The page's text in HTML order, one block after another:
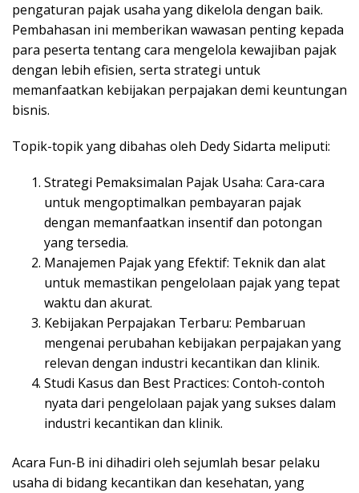
pengaturan pajak usaha yang dikelola dengan baik.
Pembahasan ini memberikan wawasan penting kepada
para peserta tentang cara mengelola kewajiban pajak
dengan lebih efisien, serta strategi untuk
memanfaatkan kebijakan perpajakan demi keuntungan
bisnis.
Topik-topik yang dibahas oleh Dedy Sidarta meliputi:
Strategi Pemaksimalan Pajak Usaha: Cara-cara
untuk mengoptimalkan pembayaran pajak
dengan memanfaatkan insentif dan potongan
yang tersedia.
Manajemen Pajak yang Efektif: Teknik dan alat
untuk memastikan pengelolaan pajak yang tepat
waktu dan akurat.
Kebijakan Perpajakan Terbaru: Pembaruan
mengenai perubahan kebijakan perpajakan yang
relevan dengan industri kecantikan dan klinik.
Studi Kasus dan Best Practices: Contoh-contoh
nyata dari pengelolaan pajak yang sukses dalam
industri kecantikan dan klinik.
Acara Fun-B ini dihadiri oleh sejumlah besar pelaku
usaha di bidang kecantikan dan kesehatan, yang